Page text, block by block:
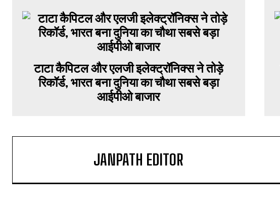
टाटा कैपिटल और एलजी इलेक्ट्रॉनिक्स ने तोड़े
रिकॉर्ड, भारत बना दुनिया का चौथा सबसे बड़ा
आईपीओ बाजार
JANPATH EDITOR